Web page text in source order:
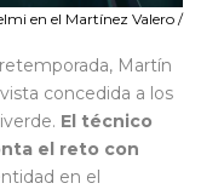
en el Martínez Valero /
Martín
concedida a los
El técnico
el reto con
en el